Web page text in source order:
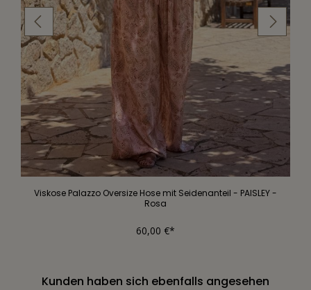
Viskose Palazzo Oversize Hose mit Seidenanteil - PAISLEY -
Rosa
60,00 €*
Kunden haben sich ebenfalls angesehen